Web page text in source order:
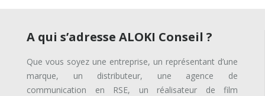
A qui s’adresse ALOKI Conseil ?
Que vous soyez une entreprise, un représentant d’une
marque, un distributeur, une agence de
communication en RSE, un réalisateur de film